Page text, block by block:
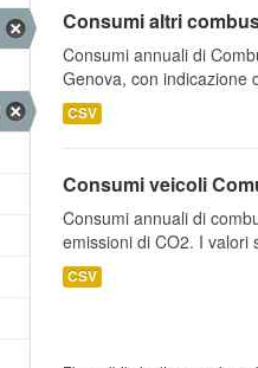
Consumi altri
Consumi annuali di
Genova, con indicazione
CSV
Consumi veicoli
Consumi annuali di
emissioni di CO2. I valori
CSV